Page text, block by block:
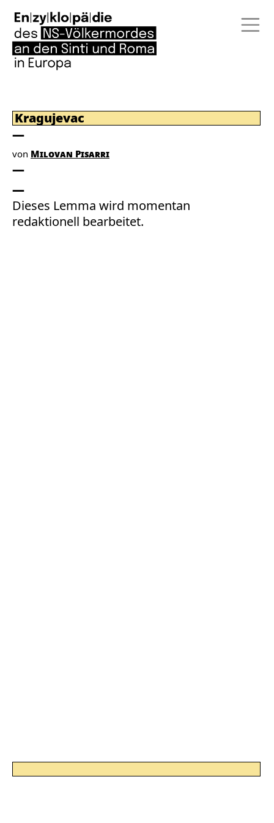
Kragujevac
von Milovan Pisarri
Dieses Lemma wird momentan
redaktionell bearbeitet.